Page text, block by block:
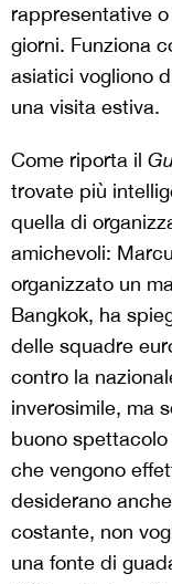
rappresentative
giorni. Funziona
asiatici vogliono
una visita estiva.
Come riporta il
trovate più
quella di
amichevoli:
organizzato un
Bangkok, ha
delle squadre
contro la
inverosimile, ma
buono
che vengono
desiderano
costante, non
una fonte di